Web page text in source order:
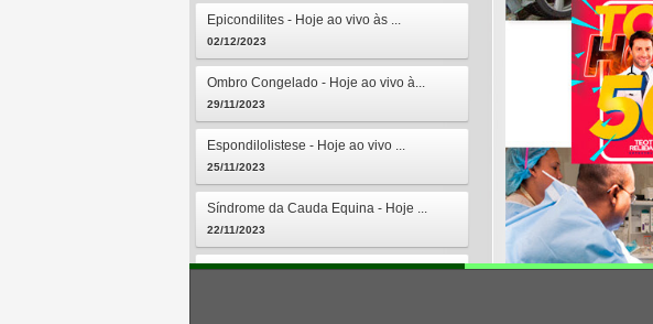
Epicondilites - Hoje ao vivo às ...
02/12/2023
Ombro Congelado - Hoje ao vivo à...
29/11/2023
Espondilolistese - Hoje ao vivo ...
25/11/2023
Síndrome da Cauda Equina - Hoje ...
22/11/2023
Osteomielites - Hoje ao vivo às ...